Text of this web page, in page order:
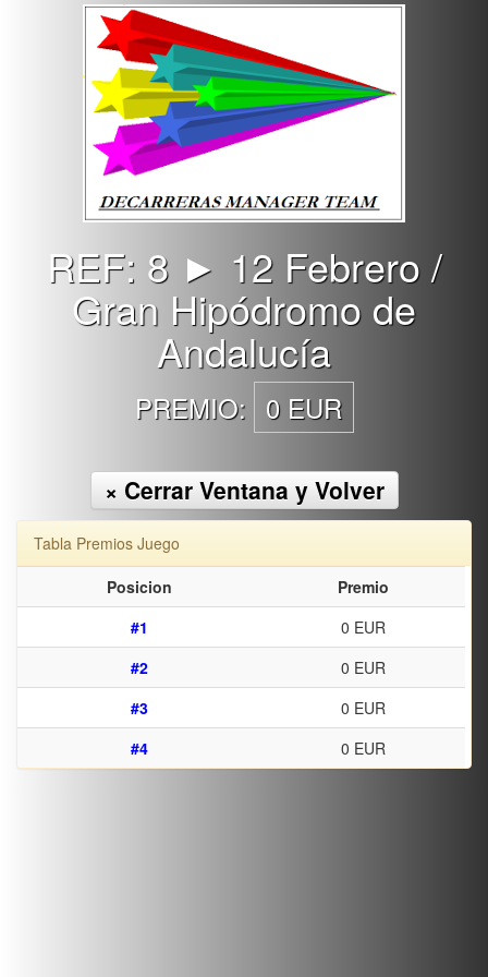
REF: 8 ► 12 Febrero /
Gran Hipódromo de
Andalucía
PREMIO: 0 EUR
× Cerrar Ventana y Volver
Tabla Premios Juego
Posicion
Premio
#1
0 EUR
#2
0 EUR
#3
0 EUR
#4
0 EUR